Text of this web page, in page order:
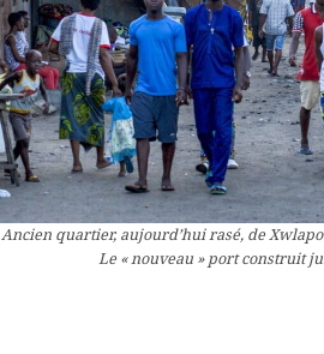
Ancien quartier, aujourd’hui rasé, de
Le « nouveau » port construit